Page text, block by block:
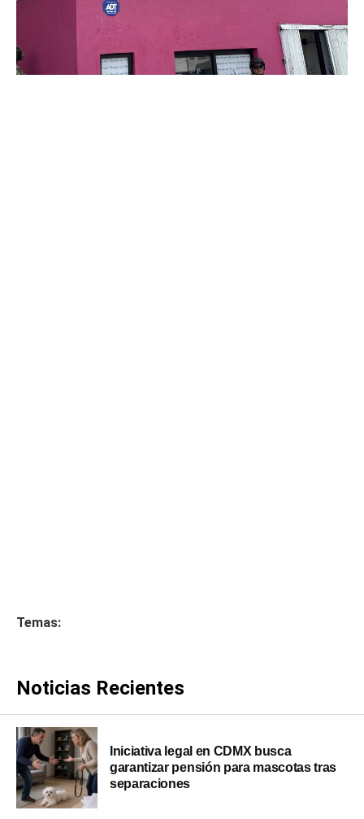
Temas:
Noticias Recientes
Iniciativa legal en CDMX busca
garantizar pensión para mascotas tras
separaciones